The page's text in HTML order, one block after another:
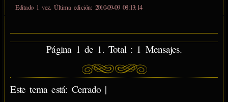
Editado 1 vez. Última edición: 2010-09-09 08:13:14
Página 1 de 1. Total : 1 Mensajes.
Este tema está: Cerrado |